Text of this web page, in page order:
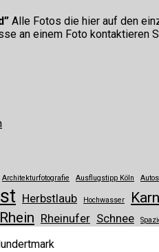
Alle Fotos die hier auf den
an einem Foto kontaktieren
Architekturfotografie Ausflugstipp Köln Autos
Herbstlaub Hochwasser
Rhein Rheinufer Schnee